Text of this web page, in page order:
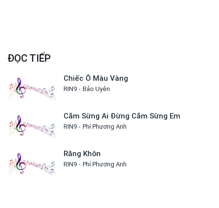
ĐỌC TIẾP
Chiếc Ô Màu Vàng
RIN9 Bảo Uyên
Cắm Sừng Ai Đừng Cắm Sừng Em
RIN9 Phí Phương Anh
Răng Khôn
RIN9 Phí Phương Anh